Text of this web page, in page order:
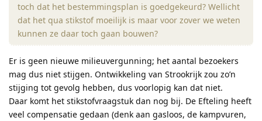
toch dat het bestemmingsplan is goedgekeurd? Wellicht
dat het qua stikstof moeilijk is maar voor zover we weten
kunnen ze daar toch gaan bouwen?
Er is geen nieuwe milieuvergunning; het aantal bezoekers
mag dus niet stijgen. Ontwikkeling van Strookrijk zou zo’n
stijging tot gevolg hebben, dus voorlopig kan dat niet.
Daar komt het stikstofvraagstuk dan nog bij. De Efteling heeft
veel compensatie gedaan (denk aan gasloos, de kampvuren,